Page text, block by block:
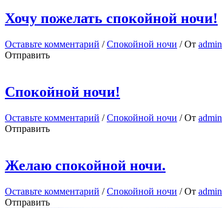
Хочу пожелать спокойной ночи!
Оставьте комментарий /Спокойной ночи / От admin
Отправить
Спокойной ночи!
Оставьте комментарий /Спокойной ночи / От admin
Отправить
Желаю спокойной ночи.
Оставьте комментарий /Спокойной ночи / От admin
Отправить